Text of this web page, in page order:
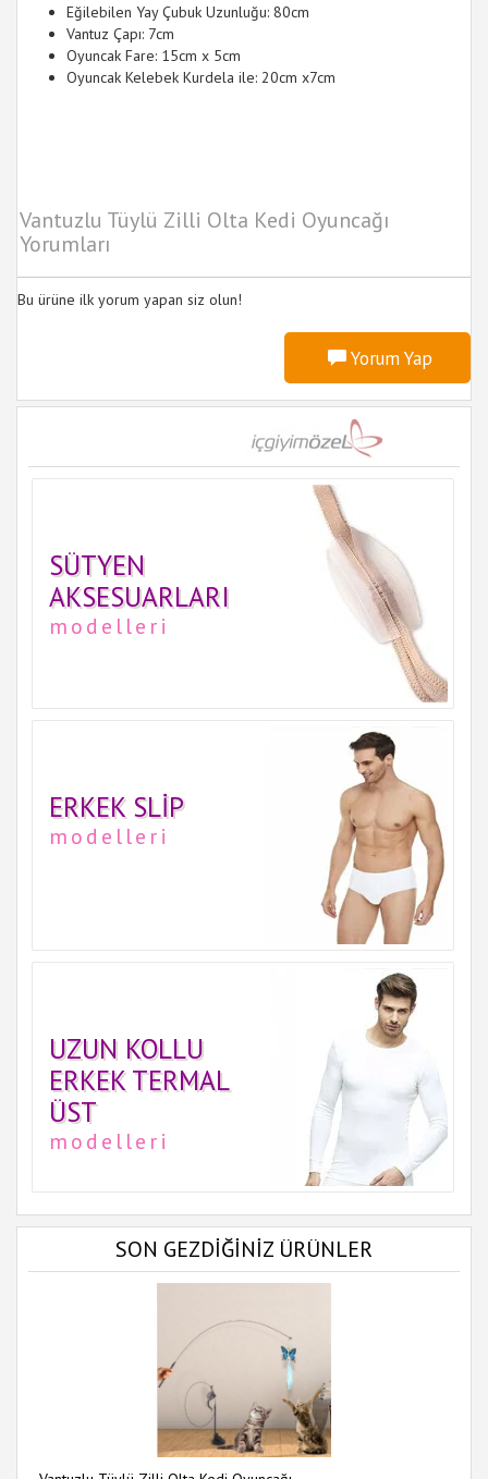
Eğilebilen Yay Çubuk Uzunluğu: 80cm
Vantuz Çapı: 7cm
Oyuncak Fare: 15cm x 5cm
Oyuncak Kelebek Kurdela ile: 20cm x7cm
Vantuzlu Tüylü Zilli Olta Kedi Oyuncağı
Yorumları
Bu ürüne ilk yorum yapan siz olun!
Yorum Yap
SÜTYEN
AKSESUARLARI
modelleri
ERKEK SLIP
modelleri
UZUN KOLLU
ERKEK TERMAL
ÜST
modelleri
SON GEZDİĞİNİZ ÜRÜNLER